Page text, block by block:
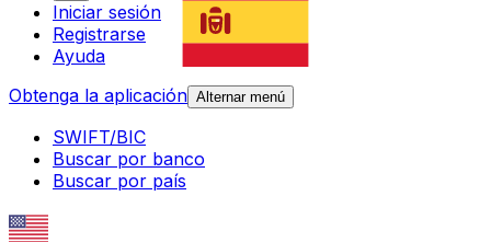
Iniciar sesión
Registrarse
Ayuda
Obtenga la aplicación Alternar menú
SWIFT/BIC
Buscar por banco
Buscar por país